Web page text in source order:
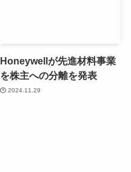
Honeywellが先進材料事業
を株主への分離を発表
2024.11.29